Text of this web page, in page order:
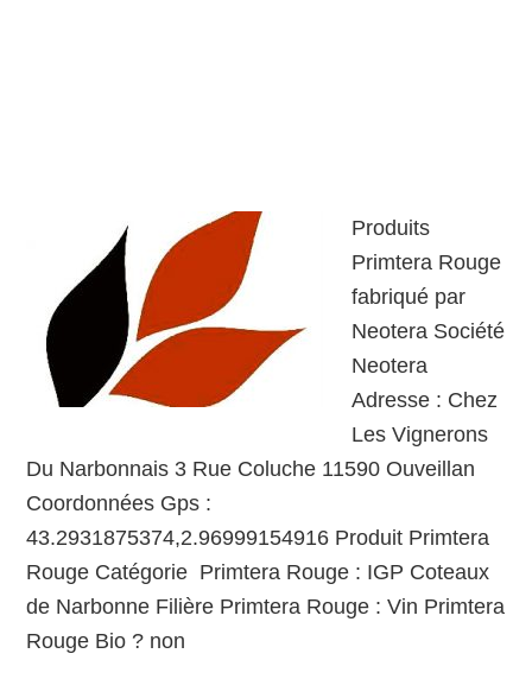
Produits
Primtera Rouge
fabriqué par
Neotera Société
Neotera
Adresse : Chez
Les Vignerons
Du Narbonnais 3 Rue Coluche 11590 Ouveillan
Coordonnées Gps :
43.2931875374,2.96999154916 Produit Primtera
Rouge Catégorie Primtera Rouge : IGP Coteaux
de Narbonne Filière Primtera Rouge : Vin Primtera
Rouge Bio ? non